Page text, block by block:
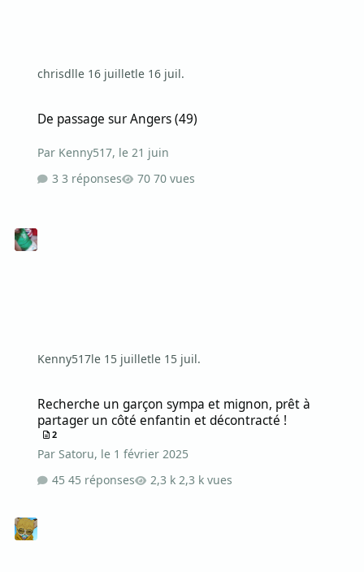
chrisdlle 16 juilletle 16 juil.
De passage sur Angers (49)
Par Kenny517, le 21 juin
3 réponses
70 vues
Kenny517le 15 juilletle 15 juil.
Recherche un garçon sympa et mignon, prêt à
partager un côté enfantin et décontracté !
2
ParSatoru, le 1 février 2025
45 réponses
2,3 k vues